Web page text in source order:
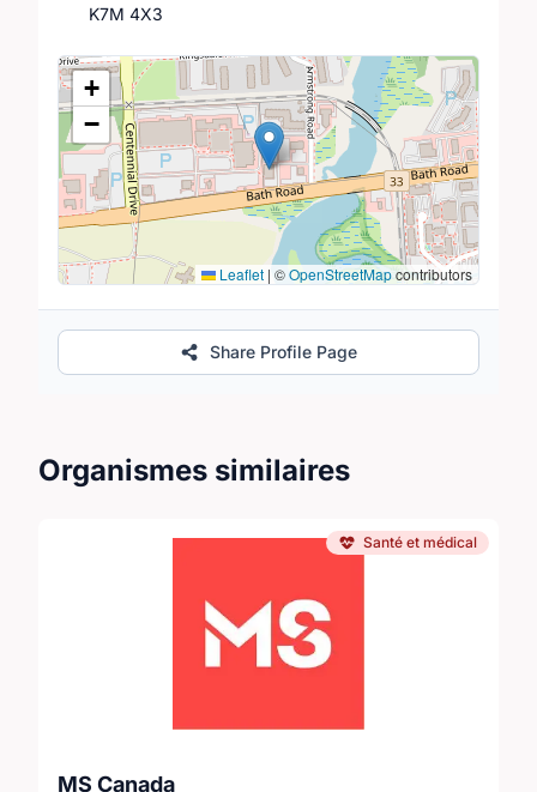
K7M 4X3
Lieu
+
−
Leaflet | ©OpenStreetMapcontributors
Share Profile Page
Organismes similaires
Santé et médical
MS Canada